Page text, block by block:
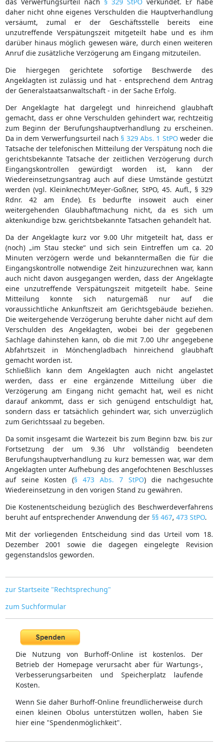
daher nicht ohne eigenes Verschulden die Hauptverhandlung
versäumt, zumal er der Geschäftsstelle bereits eine
unzutreffende Verspätungszeit mitgeteilt habe und es ihm
darüber hinaus möglich gewesen wäre, durch einen weiteren
Anruf die zusätzliche Verzögerung am Eingang mitzuteilen.
Die hiergegen gerichtete sofortige Beschwerde des
Angeklagten ist zulässig und hat - entsprechend dem Antrag
der Generalstaatsanwaltschaft - in der Sache Erfolg.
Der Angeklagte hat dargelegt und hinreichend glaubhaft
gemacht, dass er ohne Verschulden gehindert war, rechtzeitig
zum Beginn der Berufungshauptverhandlung zu erscheinen.
Da in dem Verwerfungsurteil nach § 329 Abs. 1 StPO weder die
Tatsache der telefonischen Mitteilung der Verspätung noch die
gerichtsbekannte Tatsache der zeitlichen Verzögerung durch
Eingangskontrollen gewürdigt worden ist, kann der
Wiedereinsetzungsantrag auch auf diese Umstände gestützt
werden (vgl. Kleinknecht/Meyer-Goßner, StPO, 45. Aufl., § 329
Rdnr. 42 am Ende). Es bedurfte insoweit auch einer
weitergehenden Glaubhaftmachung nicht, da es sich um
aktenkundige bzw. gerichtsbekannte Tatsachen gehandelt hat.
Da der Angeklagte kurz vor 9.00 Uhr mitgeteilt hat, dass er
(noch) „im Stau stecke“ und sich sein Eintreffen um ca. 20
Minuten verzögern werde und bekanntermaßen die für die
Eingangskontrolle notwendige Zeit hinzuzurechnen war, kann
auch nicht davon ausgegangen werden, dass der Angeklagte
eine unzutreffende Verspätungszeit mitgeteilt habe. Seine
Mitteilung konnte sich naturgemäß nur auf die
voraussichtliche Ankunftszeit am Gerichtsgebäude beziehen.
Die weitergehende Verzögerung beruhte daher nicht auf dem
Verschulden des Angeklagten, wobei bei der gegebenen
Sachlage dahinstehen kann, ob die mit 7.00 Uhr angegebene
Abfahrtszeit in Mönchengladbach hinreichend glaubhaft
gemacht worden ist.
Schließlich kann dem Angeklagten auch nicht angelastet
werden, dass er eine ergänzende Mitteilung über die
Verzögerung am Eingang nicht gemacht hat, weil es nicht
darauf ankommt, dass er sich genügend entschuldigt hat,
sondern dass er tatsächlich gehindert war, sich unverzüglich
zum Gerichtssaal zu begeben.
Da somit insgesamt die Wartezeit bis zum Beginn bzw. bis zur
Fortsetzung der um 9.36 Uhr vollständig beendeten
Berufungshauptverhandlung zu kurz bemessen war, war dem
Angeklagten unter Aufhebung des angefochtenen Beschlusses
auf seine Kosten (§ 473 Abs. 7 StPO) die nachgesuchte
Wiedereinsetzung in den vorigen Stand zu gewähren.
Die Kostenentscheidung bezüglich des Beschwerdeverfahrens
beruht auf entsprechender Anwendung der §§ 467, 473 StPO.
Mit der vorliegenden Entscheidung sind das Urteil vom 18.
Dezember 2001 sowie die dagegen eingelegte Revision
gegenstandslos geworden.
zur Startseite "Rechtsprechung"
zum Suchformular
Die Nutzung von Burhoff-Online ist kostenlos. Der
Betrieb der Homepage verursacht aber für Wartungs-,
Verbesserungsarbeiten und Speicherplatz laufende
Kosten.
Wenn Sie daher Burhoff-Online freundlicherweise durch
einen kleinen Obolus unterstützen wollen, haben Sie
hier eine "Spendenmöglichkeit".